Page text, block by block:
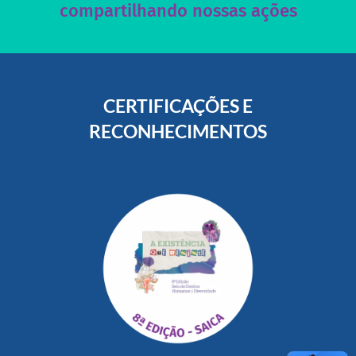
compartilhando nossas ações
CERTIFICAÇÕES E
RECONHECIMENTOS